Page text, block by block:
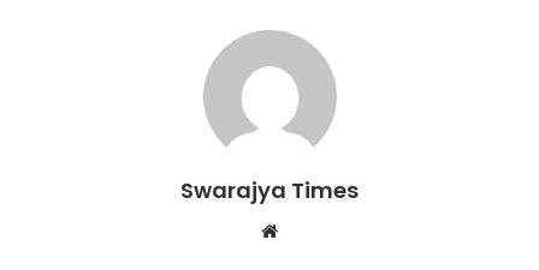
Swarajya Times